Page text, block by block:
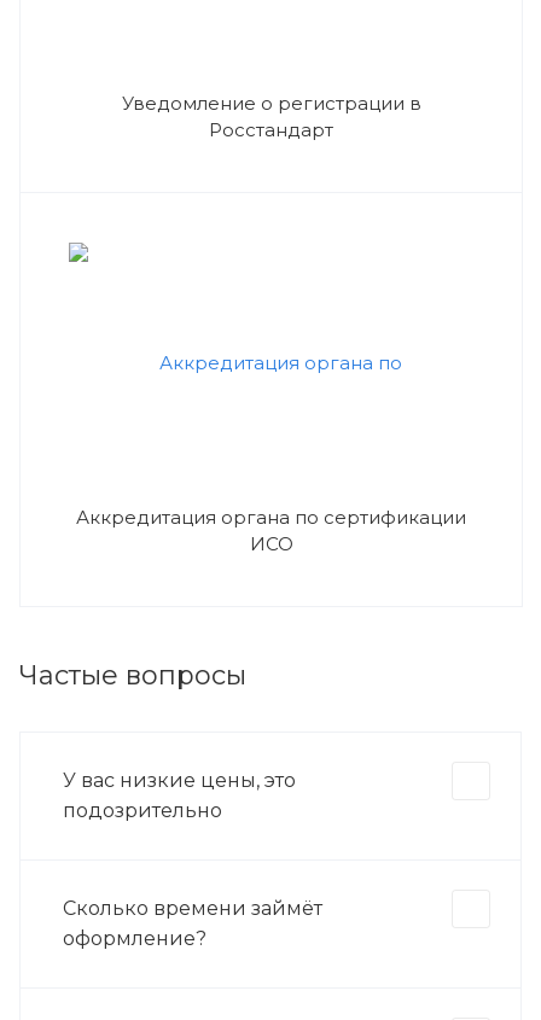
Уведомление о регистрации в
Росстандарт
Аккредитация органа по сертификации
ИСО
Частые вопросы
У вас низкие цены, это
подозрительно
Сколько времени займёт
оформление?